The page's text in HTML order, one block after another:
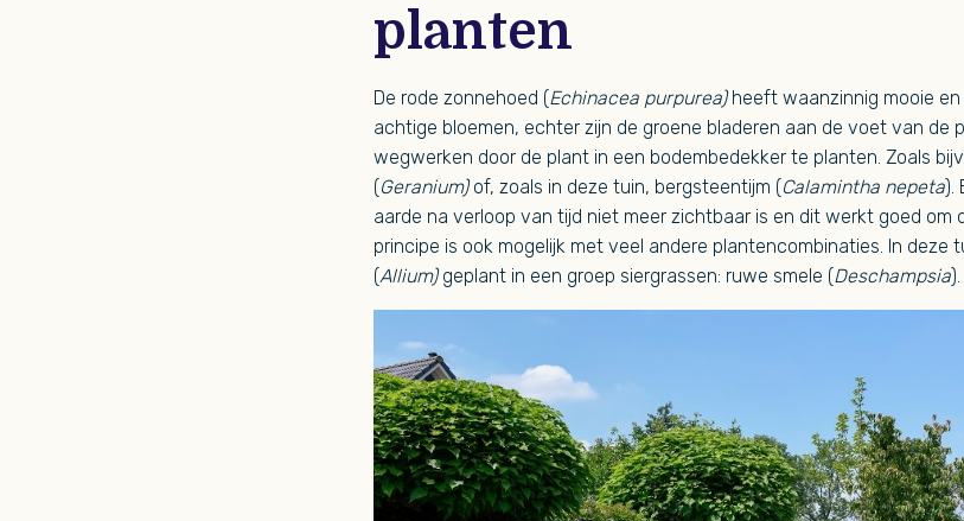
planten
De rode zonnehoed (Echinacea purpurea)heeft waanzinnig mooie
achtige bloemen, echter zijn de groene bladeren aan de voet van de
wegwerken door de plant in een bodembedekker te planten. Zoals
(Geranium)of, zoals in deze tuin, bergsteentijm (Calamintha nepeta).
aarde na verloop van tijd niet meer zichtbaar is en dit werkt goed om
principe is ook mogelijk met veel andere plantencombinaties. In deze
(Allium)geplant in een groep siergrassen: ruwe smele (Deschampsia).